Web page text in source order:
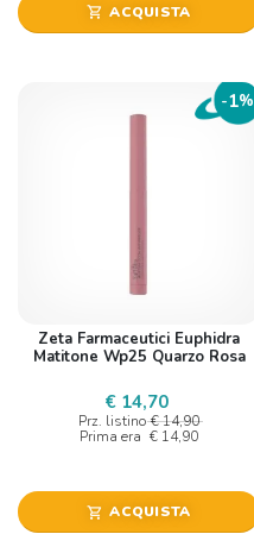
shopping_cart ACQUISTA
-1%
Zeta Farmaceutici Euphidra
Matitone Wp25 Quarzo Rosa
€ 14,70
Prz. listino € 14,90
Prima era € 14,90
shopping_cart ACQUISTA